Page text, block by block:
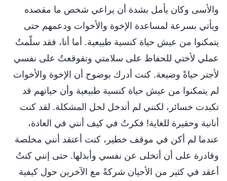
والأسى وكان يأمل بشدة أن يراعي شخص ما مقصده
ويأتي بسرعة لمساعدة الإخوة والأخوات ودعمهم حتى
يتمكنوا من عيش حياة كنسية طبيعية. أما أنا، فقد سلّمتُ
عملي لأختي للحفاظ على سلامتي وتقوقعتُ على نفسي
لأجتر حياةً وضيعة. كنت أدرك بوضوح أن الإخوة والأخوات
لم يتمكنوا من عيش حياة كنسية طبيعية وأن حياتهم قد
تكبدت خسائر، لكنني لم أتدخل لحل المشكلة. لقد كنت
أنانية وحقيرة للغاية! فكرتُ في كيف أنني في العادة،
عندما لم أكن في موقف خطير، كنت أعتقد أنني مخلصة
وقادرة على أن أتخلى عن نفسي وأبذلها. حتى إنني كنتُ
أعقد في كثير من الأحيان شركةً مع الآخرين حول كيفية